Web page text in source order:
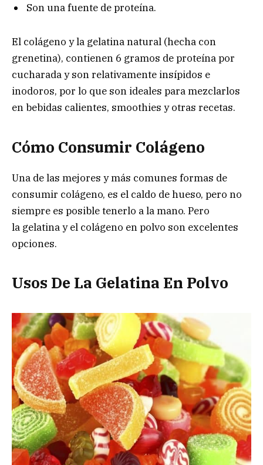
Son una fuente de proteína.
El colágeno y la gelatina natural (hecha con
grenetina), contienen 6 gramos de proteína por
cucharada y son relativamente insípidos e
inodoros, por lo que son ideales para mezclarlos
en bebidas calientes, smoothies y otras recetas.
Cómo Consumir Colágeno
Una de las mejores y más comunes formas de
consumir colágeno, es el caldo de hueso, pero no
siempre es posible tenerlo a la mano. Pero
la gelatina y el colágeno en polvo son excelentes
opciones.
Usos De La Gelatina En Polvo